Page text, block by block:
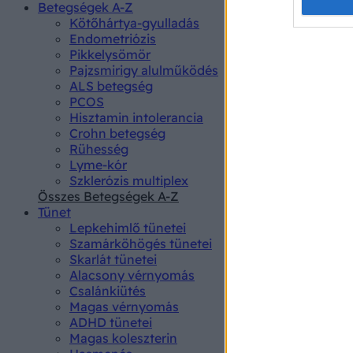
Betegségek A-Z
Kötőhártya-gyulladás
Endometriózis
Pikkelysömör
Pajzsmirigy alulműködés
ALS betegség
PCOS
Hisztamin intolerancia
Crohn betegség
Rühesség
Lyme-kór
Szklerózis multiplex
Összes Betegségek A-Z
Tünet
Lepkehimlő tünetei
Szamárköhögés tünetei
Skarlát tünetei
Alacsony vérnyomás
Csalánkiütés
Magas vérnyomás
ADHD tünetei
Magas koleszterin